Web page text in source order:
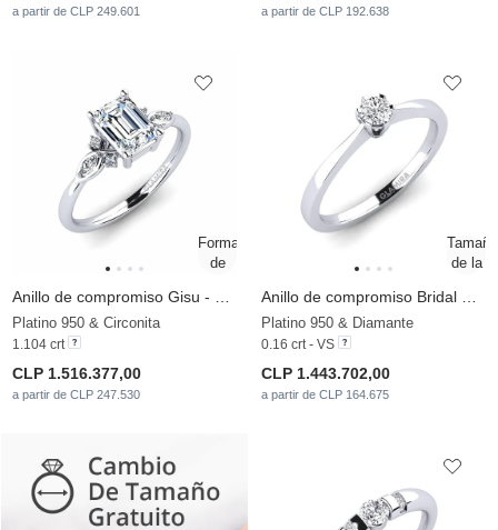
a partir de CLP 249.601 a partir de CLP 192.638
Platino 950 & Circonita
1.104 crt
CLP 1.516.377,00
a partir de CLP 247.530
Platino 950 & Diamante
0.16 crt - VS
CLP 1.443.702,00
a partir de CLP 164.675